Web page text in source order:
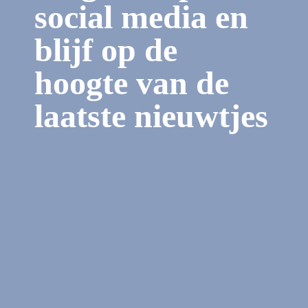
social media en
blijf op de
hoogte van de
laatste nieuwtjes